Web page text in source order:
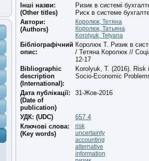
Інші назви:
(Other titles)
Ризик в системі
Риск в системе
Автори:
(Authors)
Королюк, Тетяна
Королюк, Татьяна
Korolyuk, Tetyana
Бібліографічний
опис:
Королюк Т. Ризик в
/ Тетяна Королюк //
12-17
Bibliographic
description
(International):
Korolyuk, T. (2016).
Socio-Economic
Дата публікації:
(Date of
publication)
31-Жов-2016
УДК: (UDC)
657.4
Ключові слова:
(Key words)
risk
uncertainty
accounting
alternative
information